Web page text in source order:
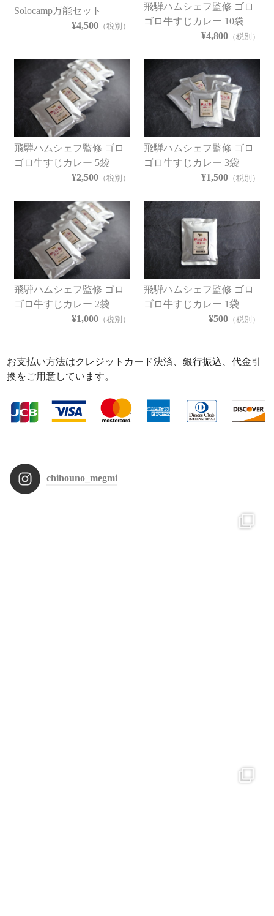
Solocamp万能セット
¥4,500（税別）
飛騨ハムシェフ監修 ゴロ
ゴロ牛すじカレー 10袋
¥4,800 （税別）
飛騨ハムシェフ監修 ゴロ
ゴロ牛すじカレー 5袋
¥2,500（税別）
飛騨ハムシェフ監修 ゴロ
ゴロ牛すじカレー 3袋
¥1,500 （税別）
飛騨ハムシェフ監修 ゴロ
ゴロ牛すじカレー 2袋
¥1,000（税別）
飛騨ハムシェフ監修 ゴロ
ゴロ牛すじカレー 1袋
¥500 （税別）
お支払い方法はクレジットカード決済、銀行振込、代金引
換をご用意しています。
chihouno_megmi